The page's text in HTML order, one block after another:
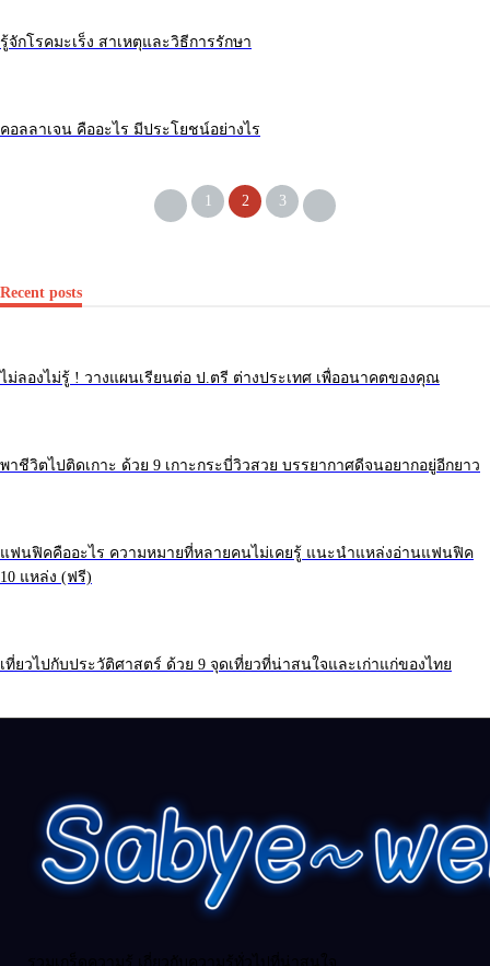
รู้จักโรคมะเร็ง สาเหตุและวิธีการรักษา
คอลลาเจน คืออะไร มีประโยชน์อย่างไร
1 2 3
Recent posts
ไม่ลองไม่รู้ ! วางแผนเรียนต่อ ป.ตรี ต่างประเทศ เพื่ออนาคตของคุณ
พาชีวิตไปติดเกาะ ด้วย 9 เกาะกระบี่วิวสวย บรรยากาศดีจนอยากอยู่อีกยาว
แฟนฟิคคืออะไร ความหมายที่หลายคนไม่เคยรู้ แนะนำแหล่งอ่านแฟนฟิค
10 แหล่ง (ฟรี)
เที่ยวไปกับประวัติศาสตร์ ด้วย 9 จุดเที่ยวที่น่าสนใจและเก่าแก่ของไทย